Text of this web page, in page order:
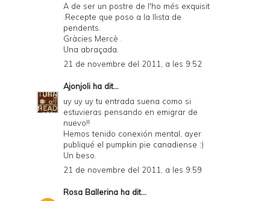
A de ser un postre de l'ho més exquisit
.Recepte que poso a la llista de
pendents.
Gràcies Mercè .
Una abraçada.
21 de novembre del 2011, a les 9:52
Ajonjoli ha dit...
uy uy uy tu entrada suena como si
estuvieras pensando en emigrar de
nuevo!!
Hemos tenido conexión mental, ayer
publiqué el pumpkin pie canadiense :)
Un beso.
21 de novembre del 2011, a les 9:59
Rosa Ballerina ha dit...